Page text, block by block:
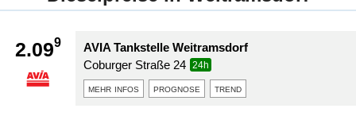
2.099
AVIA Tankstelle Weitramsdorf
Coburger Straße 24
24h
mehr infos prognose trend